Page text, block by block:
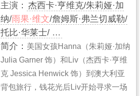
主演： 杰西卡·亨维克/朱莉娅·加
纳/雨果·维文/詹姆斯·弗兰切威勒/
托比·华莱士/ …
简介： 美国女孩Hanna（朱莉娅·加纳
Julia Garner 饰）和Liv（杰西卡·亨维
克 Jessica Henwick 饰）到澳大利亚
背包旅行，钱花光后Liv开始寻求一场